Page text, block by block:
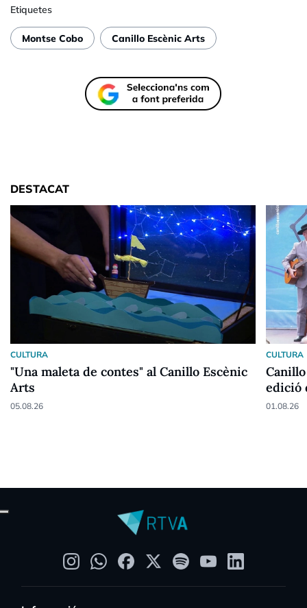
Etiquetes
Montse Cobo Canillo Escènic Arts
DESTACAT
CULTURA
"Una maleta de contes" al Canillo Escènic
Arts
05.08.26
CULTURA
edició
01.08.26